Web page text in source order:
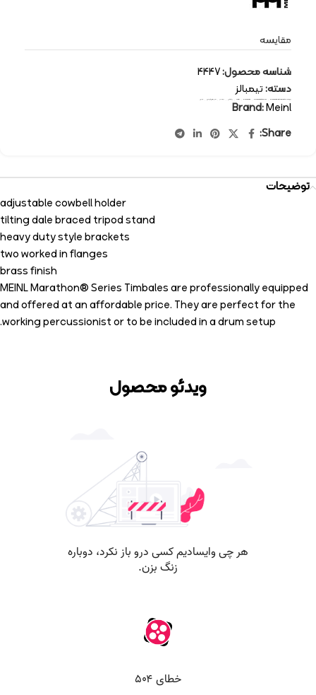
مقایسه
شناسه محصول:4447
دسته:تیمبالز
برچسب: Meinl percussion percussion timbals percussion-instruments پرکاشن تیمبالز سازهای کوبه ای مینل
Brand:Meinl
Share:
توضیحات
adjustable cowbell holder
tilting dale braced tripod stand
heavy duty style brackets
two worked in flanges
brass finish
MEINL Marathon® Series Timbales are professionally equipped
and offered at an affordable price. They are perfect for the
working percussionist or to be included in a drum setup.
ویدئو محصول